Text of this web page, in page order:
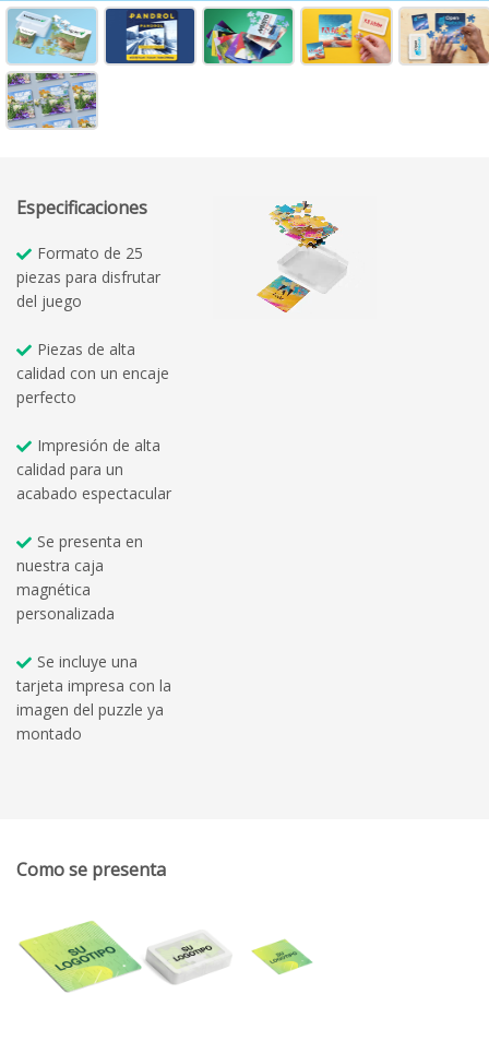
Especificaciones
Formato de 25
piezas para disfrutar
del juego
Piezas de alta
calidad con un encaje
perfecto
Impresión de alta
calidad para un
acabado espectacular
Se presenta en
nuestra caja
magnética
personalizada
Se incluye una
tarjeta impresa con la
imagen del puzzle ya
montado
Como se presenta